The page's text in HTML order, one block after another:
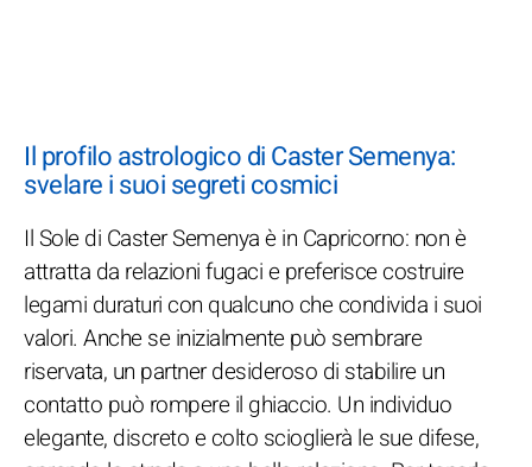
Il profilo astrologico di Caster Semenya:
svelare i suoi segreti cosmici
Il Sole di Caster Semenya è in Capricorno: non è
attratta da relazioni fugaci e preferisce costruire
legami duraturi con qualcuno che condivida i suoi
valori. Anche se inizialmente può sembrare
riservata, un partner desideroso di stabilire un
contatto può rompere il ghiaccio. Un individuo
elegante, discreto e colto scioglierà le sue difese,